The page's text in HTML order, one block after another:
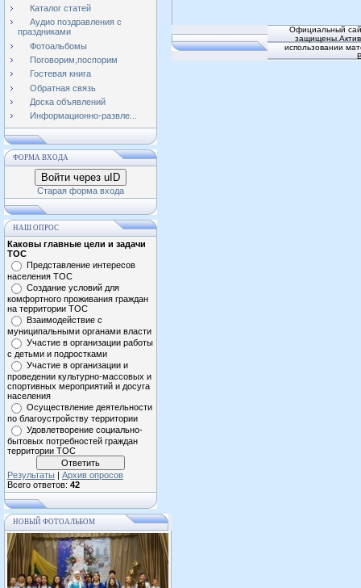
Каталог статей
Аудио поздравления с
праздниками
Фотоальбомы
Поговорим,поспорим
Гостевая книга
Обратная связь
Доска объявлений
Информационно-развле...
ФОРМА ВХОДА
Войти через uID
Старая форма входа
НАШ ОПРОС
Каковы главные цели и задачи
ТОС
Представление интересов
населения ТОС
Создание условий для
комфортного проживания граждан
на территории ТОС
Взаимодействие с
муниципальными органами власти
Участие в организации работы
с детьми и подростками
Участие в организации и
проведении культурно-массовых и
спортивных мероприятий и досуга
населения
Осуществление деятельности
по благоустройству территории
Удовлетворение социально-
бытовых потребностей граждан
территории ТОС
Результаты | Архив опросов
Всего ответов: 42
НОВЫЙ ФОТОАЛЬБОМ
Официальный
использовании